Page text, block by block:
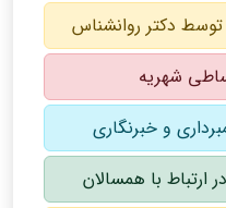
دکتر روانشناس
شهریه
و خبرنگاری
ارتباط با همسالان